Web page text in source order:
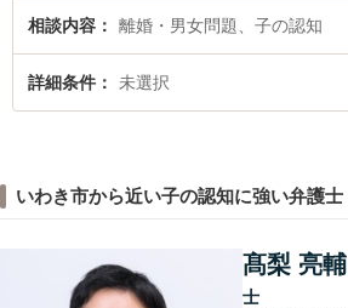
相談内容 離婚・男女問題、子の認知
詳細条件 未選択
いわき市から近い子の認知に強い弁護士
髙梨 亮輔
士